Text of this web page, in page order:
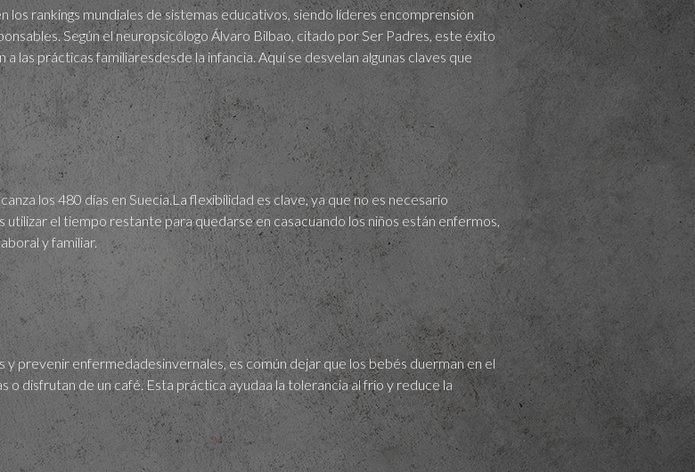
los rankings mundiales de sistemas educativos, siendo líderes encomprensión
Según el neuropsicólogo Álvaro Bilbao, citado por Ser Padres, este éxito
las prácticas familiaresdesde la infancia. Aquí se desvelan algunas claves que
los 480 días en Suecia.La flexibilidad es clave, ya que no es necesario
utilizar el tiempo restante para quedarse en casacuando los niños están enfermos,
y familiar.
prevenir enfermedadesinvernales, es común dejar que los bebés duerman en el
disfrutan de un café. Esta práctica ayudaa la tolerancia al frío y reduce la